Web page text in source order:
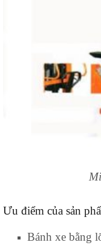
Ưu điểm của sản
Bánh xe bằng